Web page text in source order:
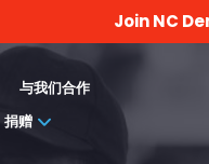
Join NC
与我们合作
捐赠